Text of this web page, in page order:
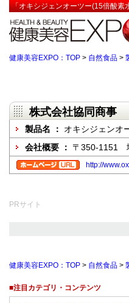
「オキシジェンオーツー(15倍酸素
健康美容EXPO：TOP > 自然食品 >
株式会社協同商事
製品名 ： オキシジェンオ
会社概要 ： 〒350-1151
http://
PRサイト
健康美容EXPO：TOP > 自然食品 >
■注目カテゴリ・コンテンツ